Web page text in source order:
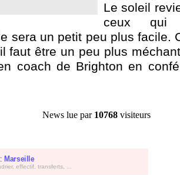
Le soleil
ceux qui
sera un petit peu plus facile.
faut être un peu plus
coach de Brighton en
News lue par 10768 visiteurs
Marseille
effectif, transferts, ...